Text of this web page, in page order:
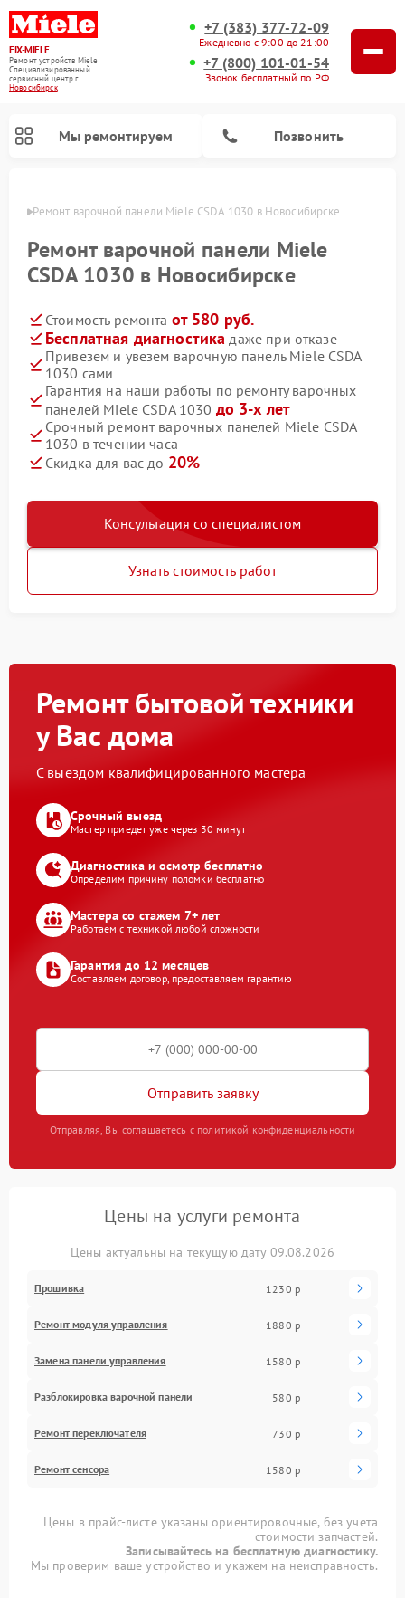
FIX-MIELE
Ремонт устройств Miele
Специализированный
cервисный центр г.
Новосибирск
+7 (383) 377-72-09
Ежедневно с 9:00 до 21:00
+7 (800) 101-01-54
Звонок бесплатный по РФ
Мы ремонтируем Позвонить
Ремонт варочной панели Miele CSDA 1030 в Новосибирске
Ремонт варочной панели Miele
CSDA 1030 в Новосибирске
Стоимость ремонта от 580 руб.
Бесплатная диагностика даже при отказе
Привезем и увезем варочную панель Miele CSDA
1030 сами
Гарантия на наши работы по ремонту варочных
панелей Miele CSDA 1030 до 3-х лет
Срочный ремонт варочных панелей Miele CSDA
1030 в течении часа
Скидка для вас до 20%
Консультация со специалистом
Узнать стоимость работ
Ремонт бытовой техники
у Вас дома
С выездом квалифицированного мастера
Срочный выезд
Мастер приедет уже через 30 минут
Диагностика и осмотр бесплатно
Определим причину поломки бесплатно
Мастера со стажем 7+ лет
Работаем с техникой любой сложности
Гарантия до 12 месяцев
Составляем договор, предоставляем гарантию
Отправить заявку
Отправляя, Вы соглашаетесь с политикой конфиденциальности
Цены на услуги ремонта
Цены актуальны на текущую дату 09.08.2026
Прошивка 1230 р
Ремонт модуля управления 1880 р
Замена панели управления 1580 р
Разблокировка варочной панели 580 р
Ремонт переключателя 730 р
Ремонт сенсора 1580 р
Цены в прайс-листе указаны ориентировочные, без учета
стоимости запчастей.
Записывайтесь на бесплатную диагностику.
Мы проверим ваше устройство и укажем на неисправность.